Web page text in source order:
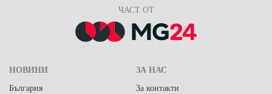
ЧАСТ ОТ
НОВИНИ
България
ЗА НАС
За контакти